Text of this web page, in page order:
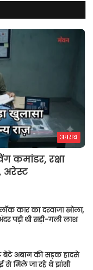
अपराध
कमांडर, रक्षा
कार का दरवाजा खोला,
पड़ी थी सड़ी-गली लाश
अबान की सड़क हादसे
से मिले जा रहे थे झांसी